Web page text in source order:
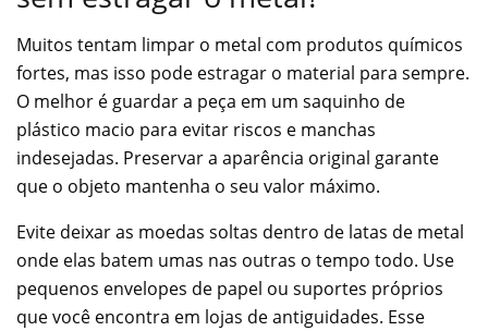
Muitos tentam limpar o metal com produtos químicos
fortes, mas isso pode estragar o material para sempre.
O melhor é guardar a peça em um saquinho de
plástico macio para evitar riscos e manchas
indesejadas. Preservar a aparência original garante
que o objeto mantenha o seu valor máximo.
Evite deixar as moedas soltas dentro de latas de metal
onde elas batem umas nas outras o tempo todo. Use
pequenos envelopes de papel ou suportes próprios
que você encontra em lojas de antiguidades. Esse